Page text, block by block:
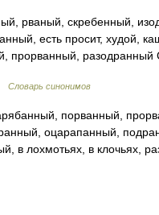
рваный, скребенный,
есть просит, худой,
прорванный,
Словарь синонимов
порванный,
оцарапанный,
в лохмотьях, в